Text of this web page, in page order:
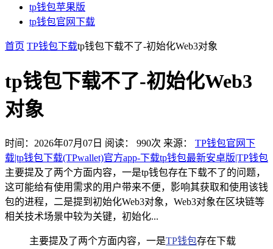
tp钱包苹果版
tp钱包官网下载
首页 TP钱包下载tp钱包下载不了-初始化Web3对象
tp钱包下载不了-初始化Web3
对象
时间：2026年07月07日 阅读： 990次 来源： TP钱包官网下
载|tp钱包下载(TPwallet)官方app-下载tp钱包最新安卓版|TP钱包
主要提及了两个方面内容，一是tp钱包存在下载不了的问题，
这可能给有使用需求的用户带来不便，影响其获取和使用该钱
包的进程，二是提到初始化Web3对象，Web3对象在区块链等
相关技术场景中较为关键，初始化...
主要提及了两个方面内容，一是TP钱包存在下载